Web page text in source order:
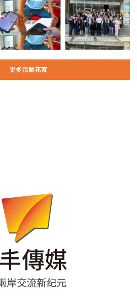
更多活動花絮